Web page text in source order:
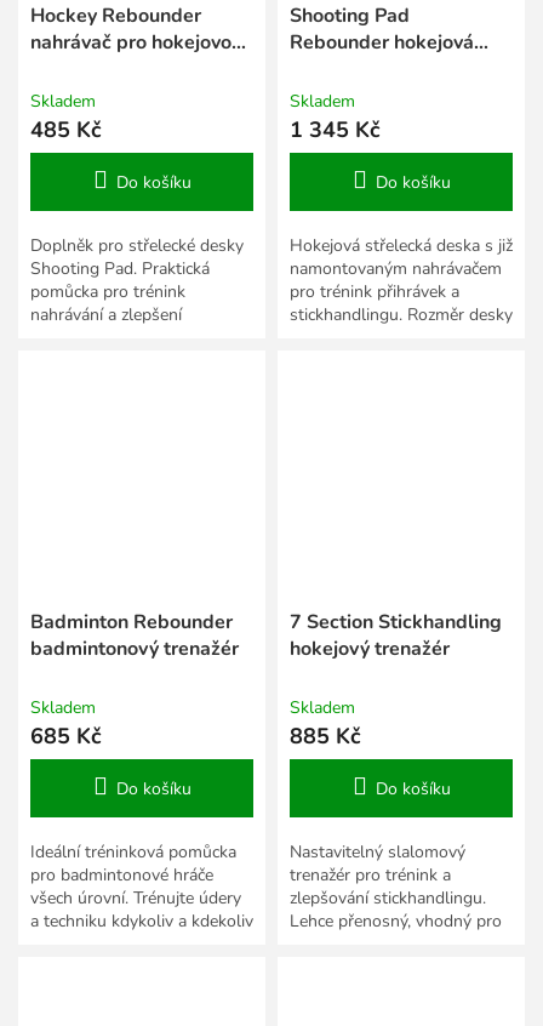
Hockey Rebounder
nahrávač pro hokejovou
Skladem
485 Kč
Do košíku
Doplněk pro střelecké desky
Shooting Pad. Praktická
pomůcka pro trénink
nahrávání a zlepšení
Shooting Pad
Rebounder hokejová
Skladem
1 345 Kč
Do košíku
Hokejová střelecká deska s již
namontovaným nahrávačem
pro trénink přihrávek a
stickhandlingu. Rozměr desky
Badminton Rebounder
badmintonový trenažér
Skladem
685 Kč
Do košíku
Ideální tréninková pomůcka
pro badmintonové hráče
všech úrovní. Trénujte údery
a techniku kdykoliv a kdekoliv
7 Section Stickhandling
hokejový trenažér
Skladem
885 Kč
Do košíku
Nastavitelný slalomový
trenažér pro trénink a
zlepšování stickhandlingu.
Lehce přenosný, vhodný pro